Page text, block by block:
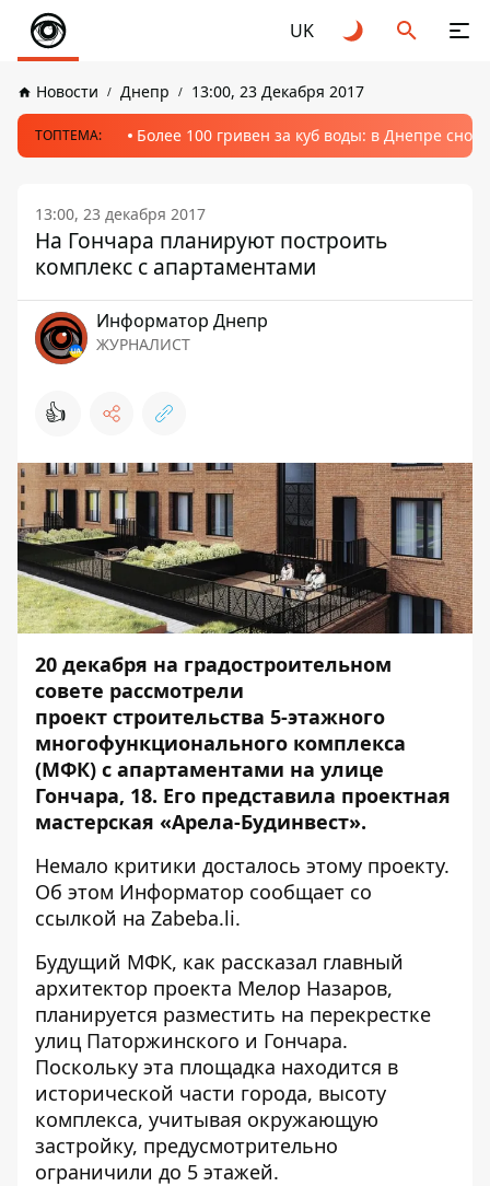
UK
Новости Днепр 13:00, 23 Декабря 2017
ТОПТЕМА: Более 100 гривен за куб воды: в Днепре
13:00, 23 декабря 2017
На Гончара планируют построить
комплекс с апартаментами
Информатор Днепр
ЖУРНАЛИСТ
👍
20 декабря на градостроительном
совете рассмотрели
проект строительства 5-этажного
многофункционального комплекса
(МФК) с апартаментами на улице
Гончара, 18. Его представила проектная
мастерская «Арела-Будинвест».
Немало критики досталось этому проекту.
Об этом Информатор сообщает со
ссылкой на Zabeba.li.
Будущий МФК, как рассказал главный
архитектор проекта Мелор Назаров,
планируется разместить на перекрестке
улиц Паторжинского и Гончара.
Поскольку эта площадка находится в
исторической части города, высоту
комплекса, учитывая окружающую
застройку, предусмотрительно
ограничили до 5 этажей.